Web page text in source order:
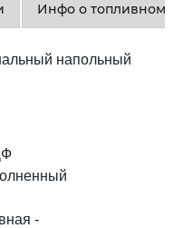
Инфо о топливном
напольный
-